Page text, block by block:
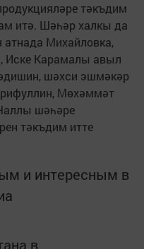
тәкъдим
итә. Шәһәр халкы да
атнада Михайловка,
Иске Карамалы авыл
шәхси эшмәкәр
Мөхәммәт
шәһәре
тәкъдим итте
и интересным в
в